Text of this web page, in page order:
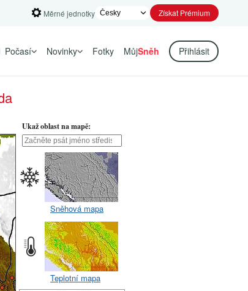
Měrné jednotky Získat Prémium
Počasí Novinky Fotky MůjSněh Přihlásit
Ukaž oblast na mapě:
Sněhová mapa
Teplotní mapa